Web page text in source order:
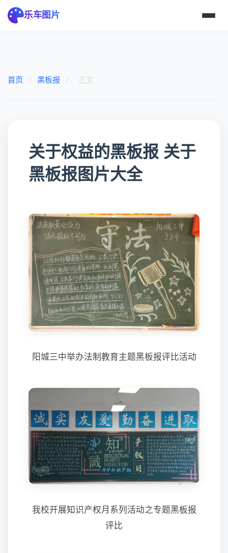
乐车图片
首页 / 黑板报 / 正文
关于权益的黑板报 关于
黑板报图片大全
阳城三中举办法制教育主题黑板报评比活动
我校开展知识产权月系列活动之专题黑板报
评比